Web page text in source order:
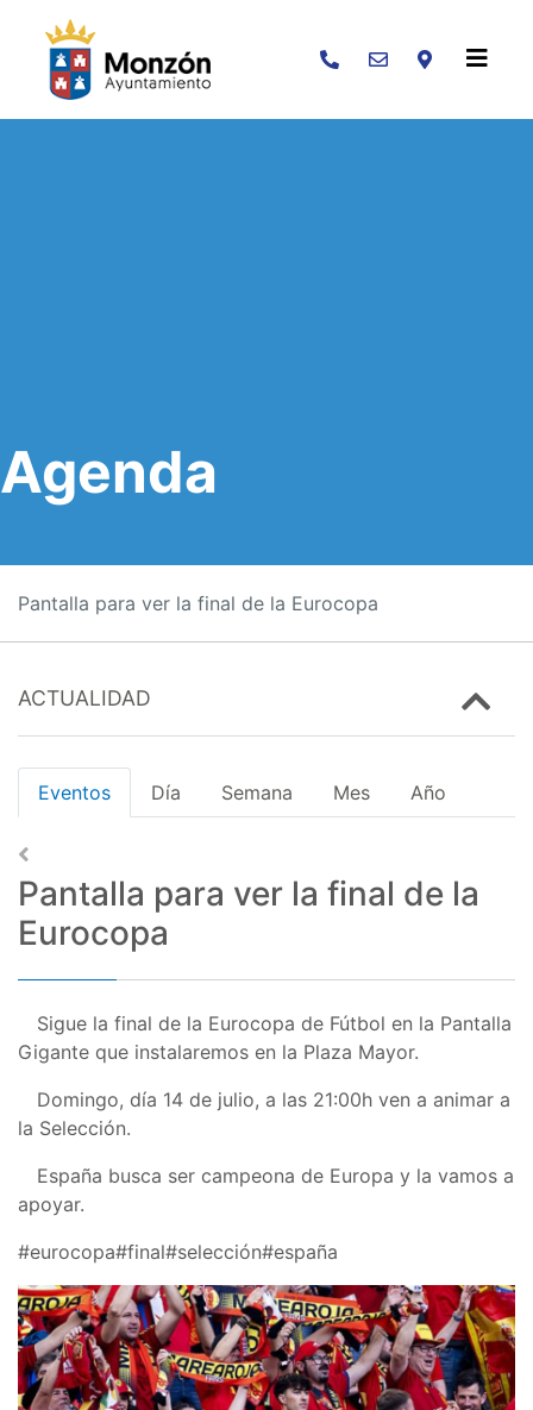
Buscar
Agenda
Pantalla para ver la final de la Eurocopa
ACTUALIDAD
Eventos Día Semana Mes Año
Pantalla para ver la final de la
Eurocopa
Sigue la final de la Eurocopa de Fútbol en la Pantalla
Gigante que instalaremos en la Plaza Mayor.
Domingo, día 14 de julio, a las 21:00h ven a animar a
la Selección.
España busca ser campeona de Europa y la vamos a
apoyar.
#eurocopa#final#selección#españa